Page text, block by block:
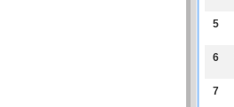
5
6
7